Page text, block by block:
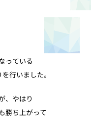
っている
行いました。
、やはり
勝ち上がって